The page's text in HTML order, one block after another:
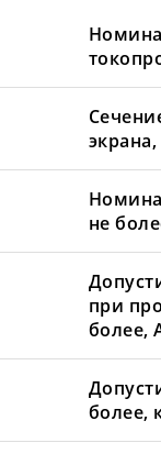
не
при
более,
более,